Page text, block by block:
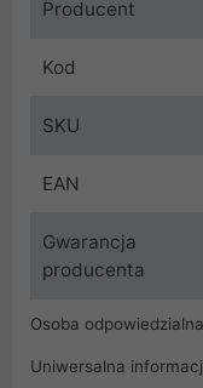
Producent
Kod
SKU
EAN
Gwarancja
producenta
Osoba
Uniwersalna